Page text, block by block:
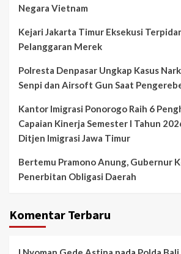
Negara Vietnam
Kejari Jakarta Timur Eksekusi
Pelanggaran Merek
Polresta Denpasar Ungkap Kasus
Senpi dan Airsoft Gun Saat
Kantor Imigrasi Ponorogo Raih 6
Capaian Kinerja Semester I Tahun
Ditjen Imigrasi Jawa Timur
Bertemu Pramono Anung, Gubernur
Penerbitan Obligasi Daerah
Komentar Terbaru